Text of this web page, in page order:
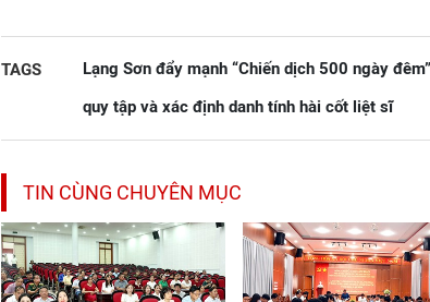
TAGS Lạng Sơn đẩy mạnh “Chiến dịch 500 ngày
quy tập và xác định danh tính hài cốt liệt sĩ
TIN CÙNG CHUYÊN MỤC